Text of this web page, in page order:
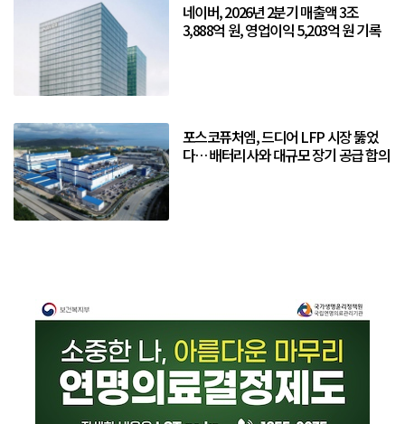
네이버, 2026년 2분기 매출액 3조
3,888억 원, 영업이익 5,203억 원 기록
포스코퓨처엠, 드디어 LFP 시장 뚫었
다… 배터리사와 대규모 장기 공급 합의